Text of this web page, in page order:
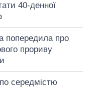
40-денної
попередила про
прориву
середмістю